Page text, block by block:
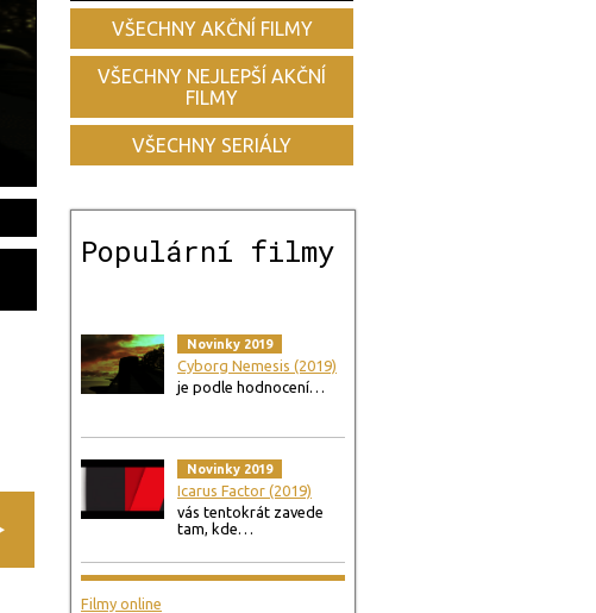
VŠECHNY AKČNÍ FILMY
VŠECHNY NEJLEPŠÍ AKČNÍ
FILMY
VŠECHNY SERIÁLY
Populární filmy
Novinky 2019
Cyborg Nemesis (2019)
je podle hodnocení…
Novinky 2019
Icarus Factor (2019)
vás tentokrát zavede
tam, kde…
Filmy online